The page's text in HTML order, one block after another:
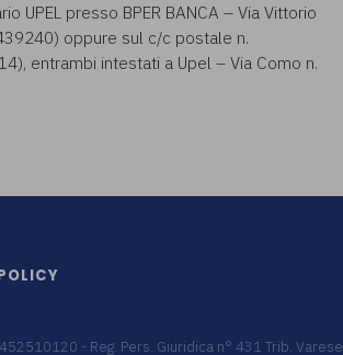
presso BPER BANCA – Via Vittorio
oppure sul c/c postale n.
entrambi intestati a Upel – Via Como n.
- Reg. Pers. Giuridica n° 431 Trib. Varese